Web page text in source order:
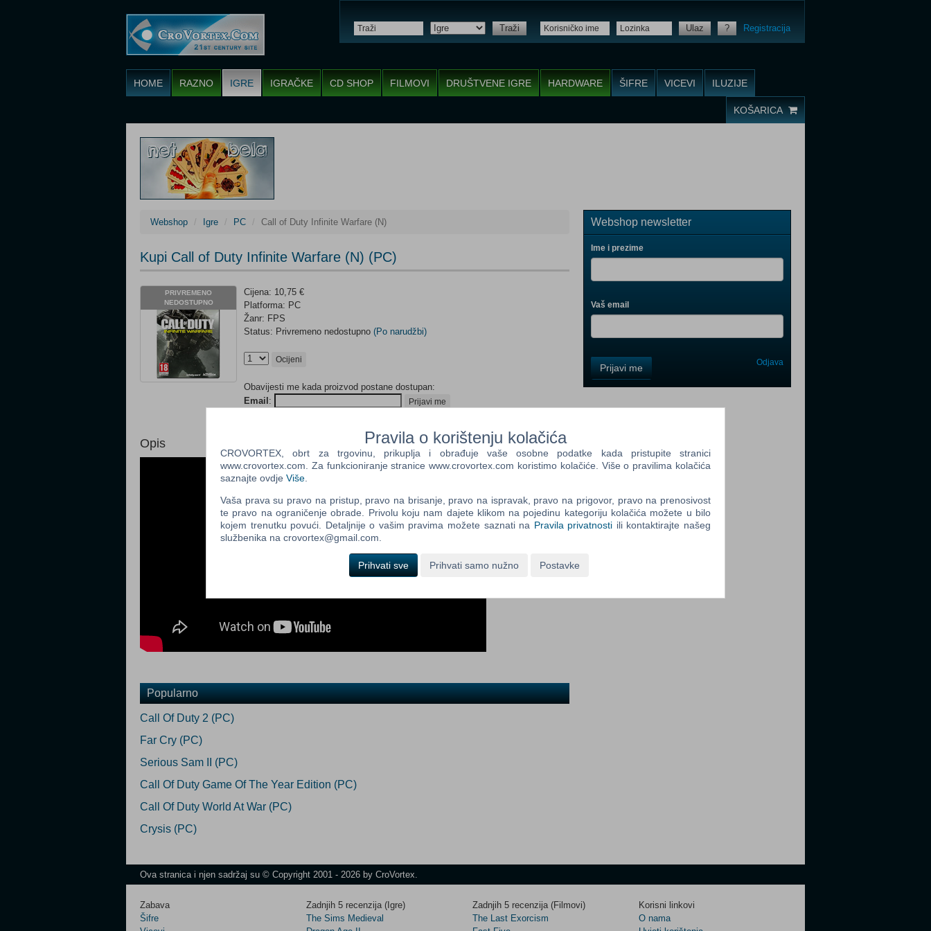
Traži Ulaz ? Registracija
HOME RAZNO IGRE IGRAČKE CD SHOP FILMOVI DRUŠTVENE IGRE HARDWARE ŠIFRE VICEVI ILUZIJE
KOŠARICA
Webshop Igre PC Call of Duty Infinite Warfare (N)
Kupi Call of Duty Infinite Warfare (N) (PC)
PRIVREMENO
NEDOSTUPNO
Cijena: 10,75 €
Platforma: PC
Žanr: FPS
Status: Privremeno nedostupno (Po narudžbi)
Ocijeni
Obavijesti me kada proizvod postane dostupan:
Email : Prijavi me
Opis
Popularno
Call Of Duty 2 (PC)
Far Cry (PC)
Serious Sam II (PC)
Call Of Duty Game Of The Year Edition (PC)
Call Of Duty World At War (PC)
Crysis (PC)
Webshop newsletter
Ime i prezime
Vaš email
Field
One
Control
Field
Prijavi me Odjava
Ova stranica i njen sadržaj su © Copyright 2001 - 2026 by CroVortex.
Zabava
Šifre
Zadnjih 5 recenzija (Igre)
The Sims Medieval
Zadnjih 5 recenzija (Filmovi)
The Last Exorcism
Korisni linkovi
O nama
Pravila o korištenju kolačića
CROVORTEX, obrt za trgovinu, prikuplja i obrađuje vaše osobne podatke kada pristupite stranici
www.crovortex.com. Za funkcioniranje stranice www.crovortex.com koristimo kolačiće. Više o pravilima kolačića
saznajte ovdje Više
Vaša prava su pravo na pristup, pravo na brisanje, pravo na ispravak, pravo na prigovor, pravo na prenosivost
te pravo na ograničenje obrade. Privolu koju nam dajete klikom na pojedinu kategoriju kolačića možete u bilo
kojem trenutku povući. Detaljnije o vašim pravima možete saznati na Pravila privatnosti ili kontaktirajte našeg
službenika na crovortex@gmail.com.
Prihvati sve Prihvati samo nužno Postavke